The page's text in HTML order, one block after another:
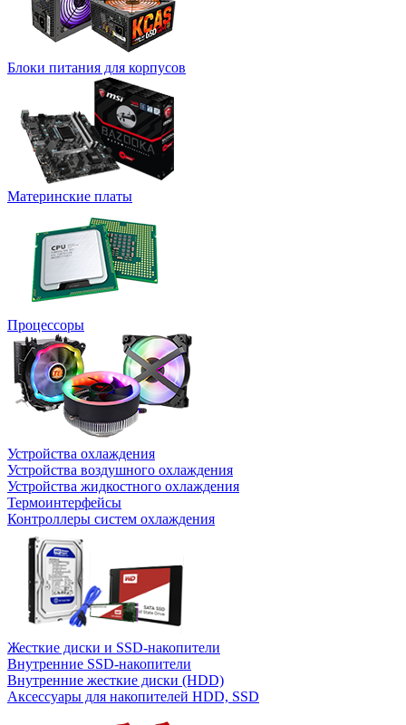
Блоки питания для корпусов
Материнские платы
Процессоры
Устройства охлаждения
Устройства воздушного охлаждения
Устройства жидкостного охлаждения
Термоинтерфейсы
Контроллеры систем охлаждения
Жесткие диски и SSD-накопители
Внутренние SSD-накопители
Внутренние жесткие диски (HDD)
Аксессуары для накопителей HDD, SSD